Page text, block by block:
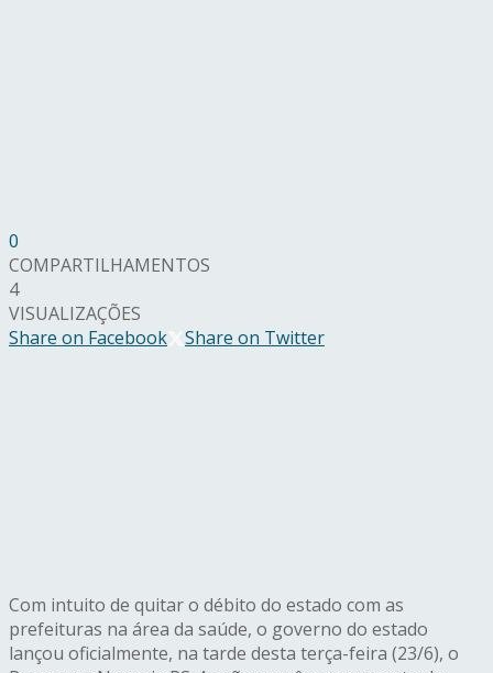
0
COMPARTILHAMENTOS
4
VISUALIZAÇÕES
Share on Facebook
Share on Twitter
Com intuito de quitar o débito do estado com as
prefeituras na área da saúde, o governo do estado
lançou oficialmente, na tarde desta terça-feira (23/6), o